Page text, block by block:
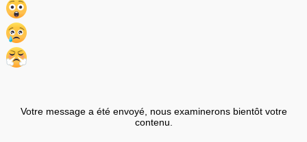
Votre message a été envoyé, nous examinerons bientôt votre
contenu.